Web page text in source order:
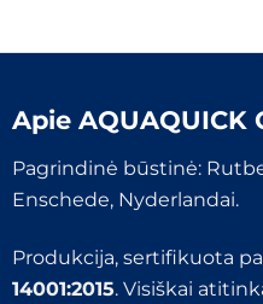
Apie AQUAQUICK
Pagrindinė būstinė:
Enschede, Nyderlandai.
Produkcija, sertifikuota
14001:2015. Visiškai